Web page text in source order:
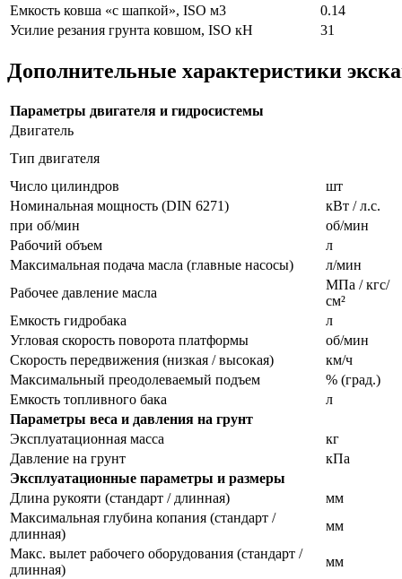
Емкость ковша «с шапкой», ISO м3
0.14
Усилие резания грунта ковшом, ISO кН
31
Дополнительные характеристики
Параметры двигателя и гидросистемы
Двигатель
Тип двигателя
Число цилиндров
шт
Номинальная мощность (DIN 6271)
кВт / л.с.
при об/мин
об/мин
Рабочий объем
л
Максимальная подача масла (главные насосы)
л/мин
Рабочее давление масла
МПа / кгс/
см²
Емкость гидробака
л
Угловая скорость поворота платформы
об/мин
Скорость передвижения (низкая / высокая)
км/ч
Максимальный преодолеваемый подъем
% (град.)
Емкость топливного бака
л
Параметры веса и давления на грунт
Эксплуатационная масса
кг
Давление на грунт
кПа
Эксплуатационные параметры и размеры
Длина рукояти (стандарт / длинная)
мм
Максимальная глубина копания (стандарт /
длинная)
мм
Макс. вылет рабочего оборудования (стандарт /
длинная)
мм